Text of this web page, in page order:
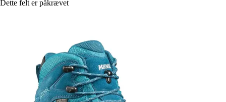
Dette felt er påkrævet